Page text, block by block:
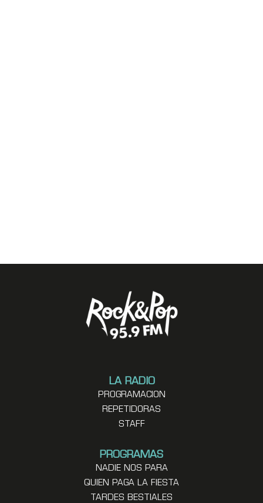
LA RADIO
PROGRAMACION
REPETIDORAS
STAFF
PROGRAMAS
NADIE NOS PARA
QUIEN PAGA LA FIESTA
TARDES BESTIALES